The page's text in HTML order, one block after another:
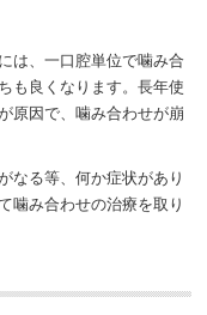
は、一口腔単位で噛み合
も良くなります。長年使
原因で、噛み合わせが崩
なる等、何か症状があり
噛み合わせの治療を取り